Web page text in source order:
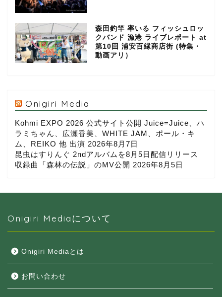
森田釣竿 率いる フィッシュロッ
クバンド 漁港 ライブレポート at
第10回 浦安百縁商店街 (特集・
動画アリ）
Onigiri Media
Kohmi EXPO 2026 公式サイト公開 Juice=Juice、ハ
ラミちゃん、広瀬香美、WHITE JAM、ポール・キ
ム、REIKO 他 出演 2026年8月7日
昆虫はすりんぐ 2ndアルバムを8月5日配信リリース
収録曲「森林の伝説」のMV公開 2026年8月5日
Onigiri Mediaについて
Onigiri Mediaとは
お問い合わせ